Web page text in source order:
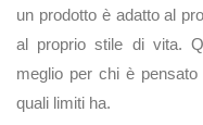
un prodotto è adatto al
al proprio stile di vita.
meglio per chi è
quali limiti ha.